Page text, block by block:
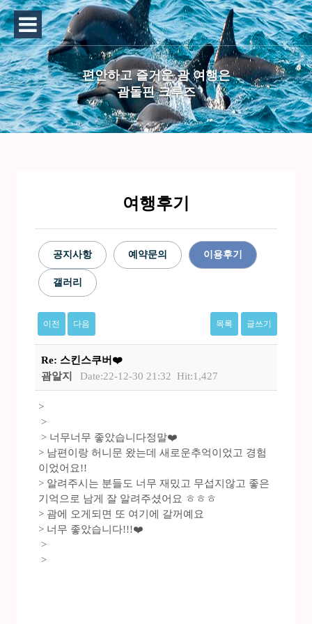
편안하고 즐거운 괌 여행은
괌돌핀 크루즈
여행후기
공지사항 예약문의 이용후기
갤러리
이전 다음 목록 글쓰기
Re: 스킨스쿠버❤️
괌알지
Date:22-12-30 21:32 Hit:1,427
>
>
> 너무너무 좋았습니다정말❤️
> 남편이랑 허니문 왔는데 새로운추억이었고 경험
이었어요!!
> 알려주시는 분들도 너무 재밌고 무섭지않고 좋은
기억으로 남게 잘 알려주셨어요 ㅎㅎㅎ
> 괌에 오게되면 또 여기에 갈꺼예요
> 너무 좋았습니다!!!❤️
>
>